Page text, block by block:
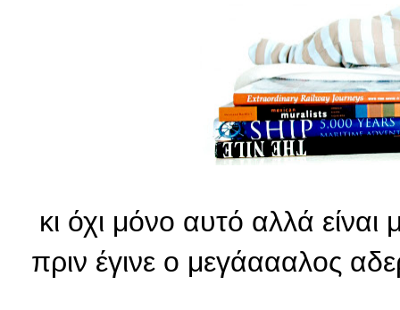
κι όχι μόνο αυτό αλλά είναι
πριν έγινε ο μεγάαααλος